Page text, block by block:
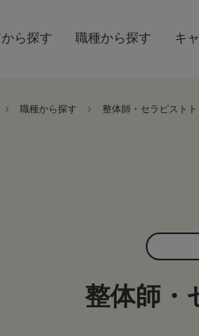
ら探す 職種から探す キ
職種から探す 整体師・セラピスト
整体師・